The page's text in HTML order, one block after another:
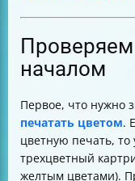
началом
Первое, что нужно
печатать цветом.
цветную печать, то
трехцветный
желтым цветами).